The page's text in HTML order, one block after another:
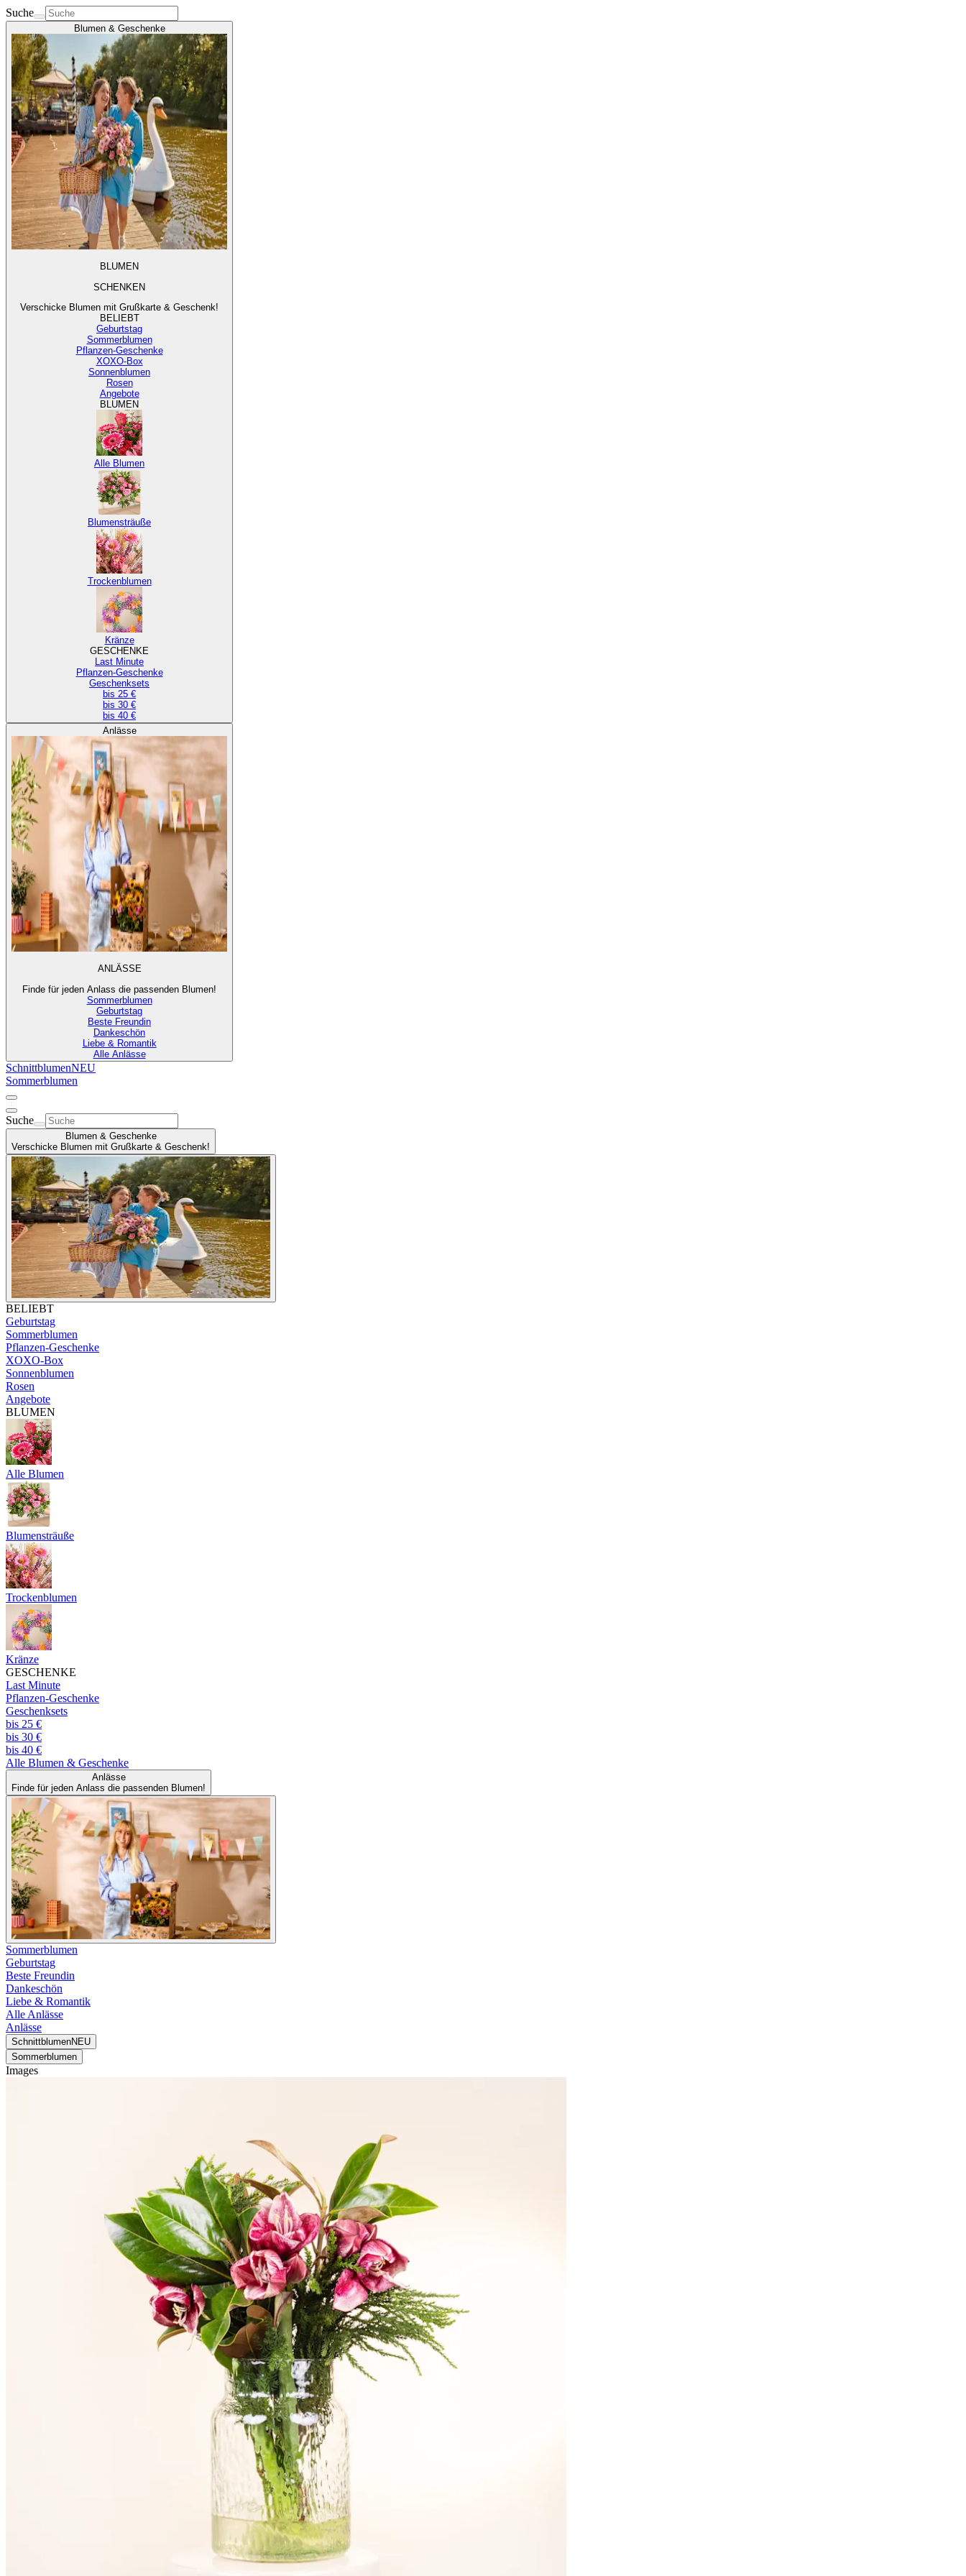
Suche
Blumen & Geschenke
BLUMEN
SCHENKEN
Verschicke Blumen mit Grußkarte & Geschenk!
BELIEBT
Geburtstag
Sommerblumen
Pflanzen-Geschenke
XOXO-Box
Sonnenblumen
Rosen
Angebote
BLUMEN
Alle Blumen
Blumensträuße
Trockenblumen
Kränze
GESCHENKE
Last Minute
Pflanzen-Geschenke
Geschenksets
bis 25 €
bis 30 €
bis 40 €
Anlässe
ANLÄSSE
Finde für jeden Anlass die passenden Blumen!
Sommerblumen
Geburtstag
Beste Freundin
Dankeschön
Liebe & Romantik
Alle Anlässe
SchnittblumenNEU
Sommerblumen
Suche
Blumen & Geschenke
Verschicke Blumen mit Grußkarte & Geschenk!
BELIEBT
Geburtstag
Sommerblumen
Pflanzen-Geschenke
XOXO-Box
Sonnenblumen
Rosen
Angebote
BLUMEN
Alle Blumen
Blumensträuße
Trockenblumen
Kränze
GESCHENKE
Last Minute
Pflanzen-Geschenke
Geschenksets
bis 25 €
bis 30 €
bis 40 €
Alle Blumen & Geschenke
Anlässe
Finde für jeden Anlass die passenden Blumen!
Sommerblumen
Geburtstag
Beste Freundin
Dankeschön
Liebe & Romantik
Alle Anlässe
Anlässe
SchnittblumenNEU
Sommerblumen
Images